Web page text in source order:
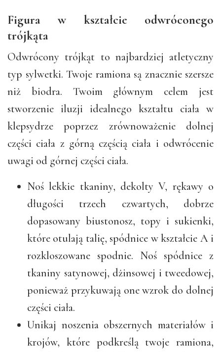
Figura w kształcie odwróconego
trójkąta
Odwrócony trójkąt to najbardziej atletyczny
typ sylwetki. Twoje ramiona są znacznie szersze
niż biodra. Twoim głównym celem jest
stworzenie iluzji idealnego kształtu ciała w
klepsydrze poprzez zrównoważenie dolnej
części ciała z górną częścią ciała i odwrócenie
uwagi od górnej części ciała.
Noś lekkie tkaniny, dekolty V, rękawy o
długości trzech czwartych, dobrze
dopasowany biustonosz, topy i sukienki,
które otulają talię, spódnice w kształcie A i
rozkloszowane spodnie. Noś spódnice z
tkaniny satynowej, dżinsowej i tweedowej,
ponieważ przykuwają one wzrok do dolnej
części ciała.
Unikaj noszenia obszernych materiałów i
krojów, które podkreślą twoje ramiona,